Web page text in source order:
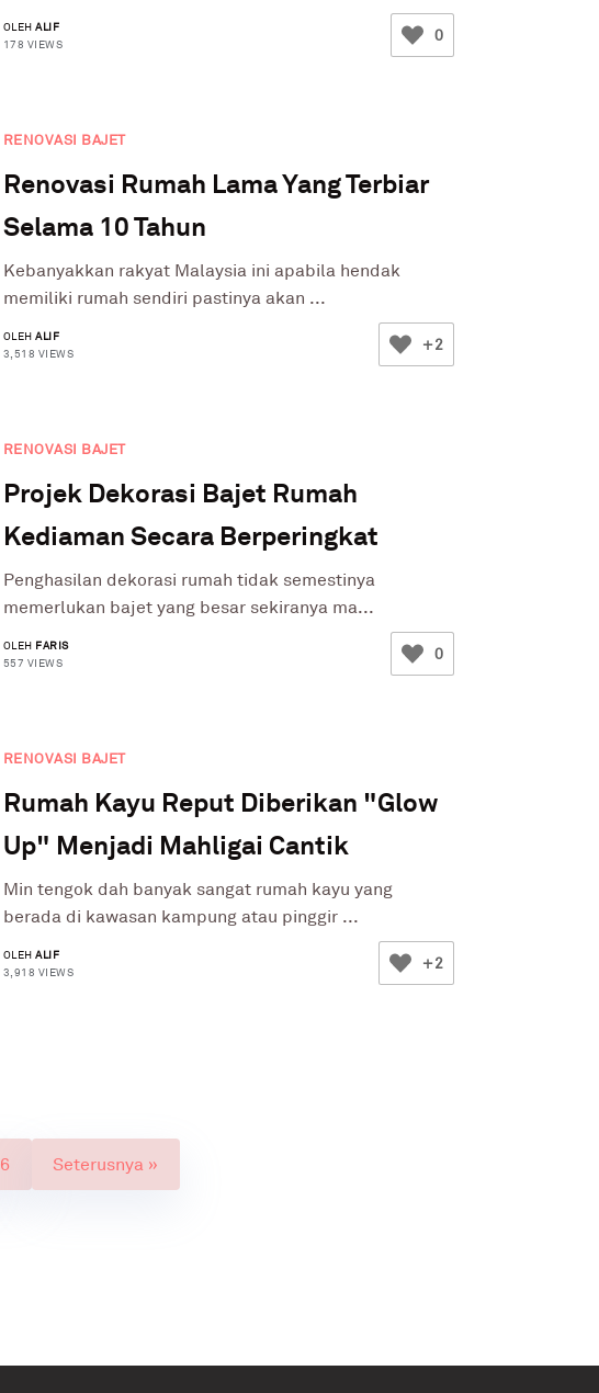
OLEHALIF
178 VIEWS
0
RENOVASI BAJET
Renovasi Rumah Lama Yang Terbiar
Selama 10 Tahun
Kebanyakkan rakyat Malaysia ini apabila hendak
memiliki rumah sendiri pastinya akan ...
OLEHALIF
3,518 VIEWS
+2
RENOVASI BAJET
Projek Dekorasi Bajet Rumah
Kediaman Secara Berperingkat
Penghasilan dekorasi rumah tidak semestinya
memerlukan bajet yang besar sekiranya ma...
OLEH FARIS
557 VIEWS
0
RENOVASI BAJET
Rumah Kayu Reput Diberikan "Glow
Up" Menjadi Mahligai Cantik
Min tengok dah banyak sangat rumah kayu yang
berada di kawasan kampung atau pinggir ...
OLEHALIF
3,918 VIEWS
+2
6 Seterusnya »